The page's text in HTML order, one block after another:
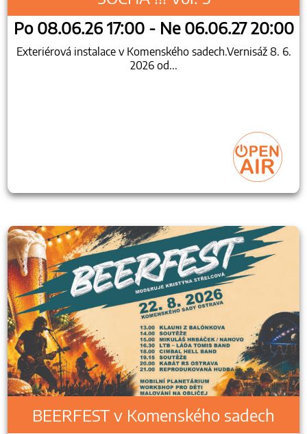
Po 08.06.26 17:00 - Ne 06.06.27 20:00
Exteriérová instalace v Komenského sadech.Vernisáž 8. 6.
2026 od...
BEERFEST v Komenského sadech